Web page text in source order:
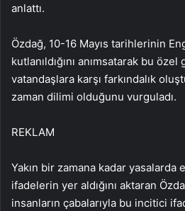
anlattı.
Özdağ, 10-16 Mayıs tarihlerinin
kutlanıldığını anımsatarak bu
vatandaşlara karşı farkındalık
zaman dilimi olduğunu vurguladı.
REKLAM
Yakın bir zamana kadar yasalarda
ifadelerin yer aldığını aktaran
insanların çabalarıyla bu incitici